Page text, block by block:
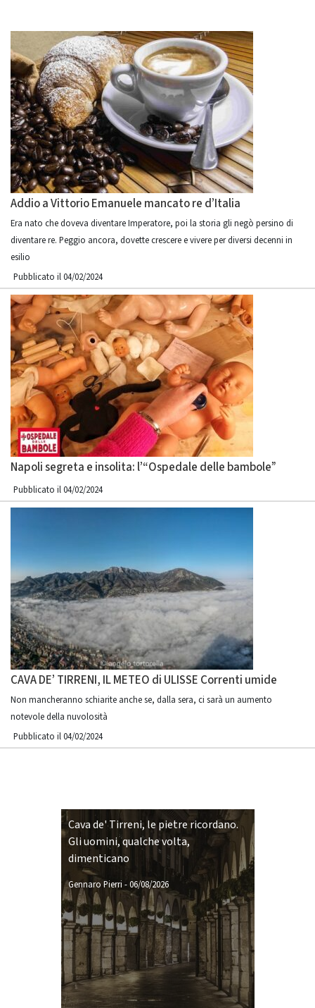
Addio a Vittorio Emanuele mancato re d’Italia
Era nato che doveva diventare Imperatore, poi la storia gli negò persino di
diventare re. Peggio ancora, dovette crescere e vivere per diversi decenni in
esilio
Pubblicato il 04/02/2024
Napoli segreta e insolita: l’“Ospedale delle bambole”
Pubblicato il 04/02/2024
CAVA DE’ TIRRENI, IL METEO di ULISSE Correnti umide
Non mancheranno schiarite anche se, dalla sera, ci sarà un aumento
notevole della nuvolosità
Pubblicato il 04/02/2024
Cava de' Tirreni, le pietre ricordano.
Gli uomini, qualche volta,
dimenticano
Gennaro Pierri -06/08/2026